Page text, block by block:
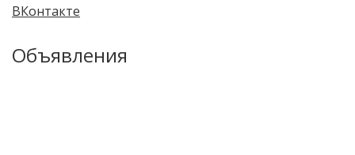
ВКонтакте
Объявления